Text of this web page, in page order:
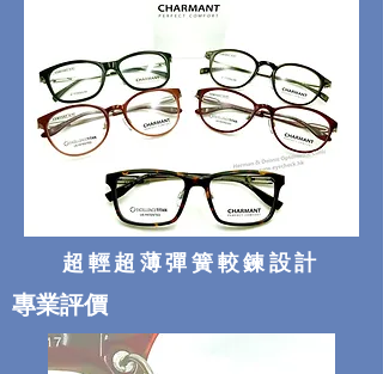
超輕超薄彈簧較鍊設計
專業評價